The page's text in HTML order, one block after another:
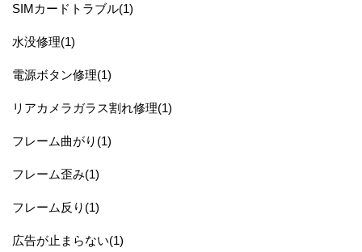
SIMカードトラブル(1)
水没修理(1)
電源ボタン修理(1)
リアカメラガラス割れ修理(1)
フレーム曲がり(1)
フレーム歪み(1)
フレーム反り(1)
広告が止まらない(1)